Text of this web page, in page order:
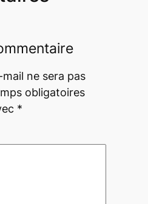
ne sera pas
obligatoires
*